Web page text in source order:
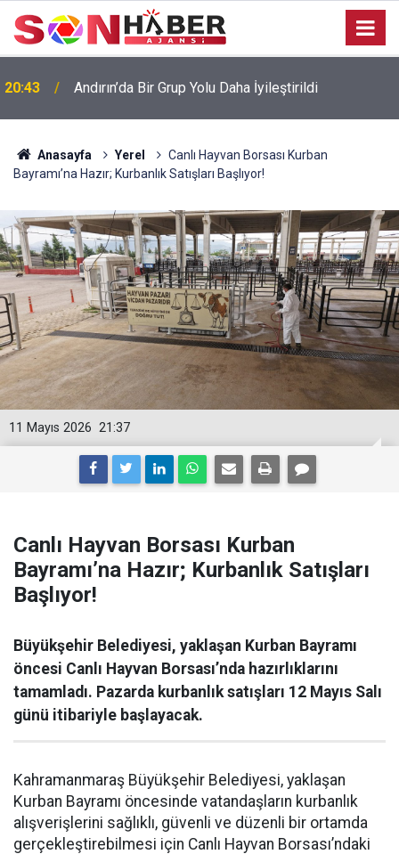
20:43 Andırın’da Bir Grup Yolu Daha İyileştirildi
Anasayfa Yerel
Canlı Hayvan Borsası Kurban
Bayramı’na Hazır; Kurbanlık Satışları Başlıyor!
21:37
11 Mayıs 2026
Canlı Hayvan Borsası Kurban
Bayramı’na Hazır; Kurbanlık Satışları
Başlıyor!
Büyükşehir Belediyesi, yaklaşan Kurban Bayramı
öncesi Canlı Hayvan Borsası’nda hazırlıklarını
tamamladı. Pazarda kurbanlık satışları 12 Mayıs Salı
günü itibariyle başlayacak.
Kahramanmaraş Büyükşehir Belediyesi, yaklaşan
Kurban Bayramı öncesinde vatandaşların kurbanlık
alışverişlerini sağlıklı, güvenli ve düzenli bir ortamda
gerçekleştirebilmesi için Canlı Hayvan Borsası’ndaki